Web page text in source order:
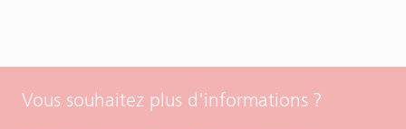
Vous souhaitez plus d'informations ?